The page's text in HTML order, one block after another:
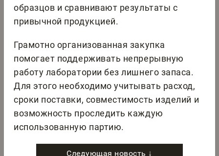
образцов и сравнивают результаты с
привычной продукцией.
Грамотно организованная закупка
помогает поддерживать непрерывную
работу лаборатории без лишнего запаса.
Для этого необходимо учитывать расход,
сроки поставки, совместимость изделий и
возможность проследить каждую
использованную партию.
Следующая новость ↓